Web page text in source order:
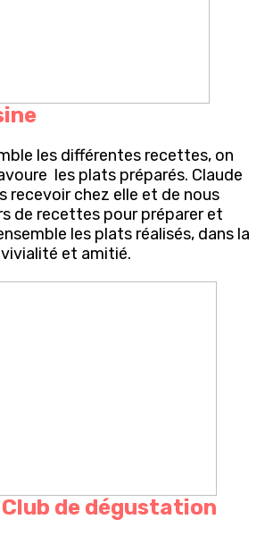
les différentes recettes, on
les plats préparés. Claude
recevoir chez elle et de nous
de recettes pour préparer et
les plats réalisés, dans la
et amitié.
de dégustation